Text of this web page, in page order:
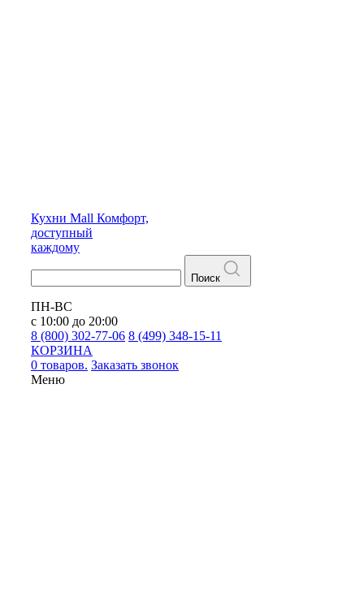
Кухни Mall Комфорт,
доступный
каждому
Поиск
ПН-ВС
с 10:00 до 20:00
8 (800) 302-77-06 8 (499) 348-15-11
КОРЗИНА
0 товаров. Заказать звонок
Меню